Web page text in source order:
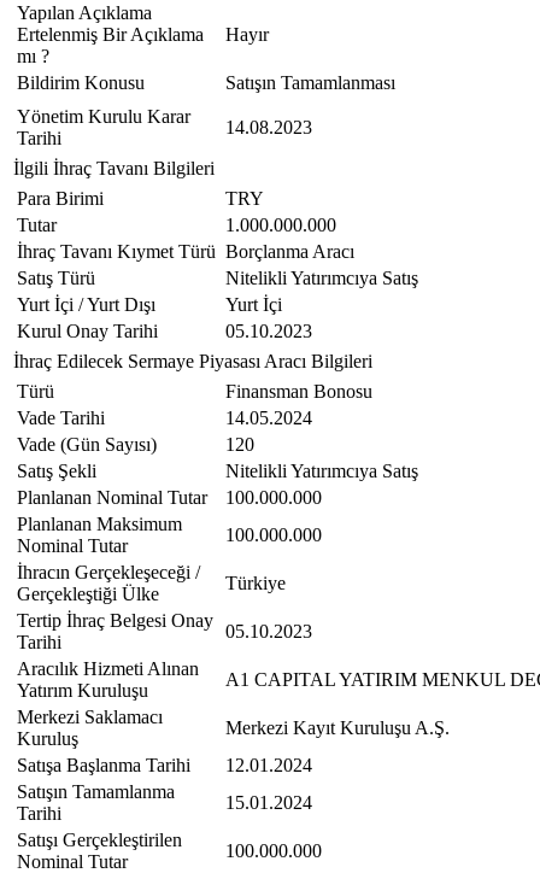
Yapılan Açıklama
Ertelenmiş Bir Açıklama
mı ?
Hayır
Bildirim Konusu
Satışın Tamamlanması
Yönetim Kurulu Karar
Tarihi
14.08.2023
İlgili İhraç Tavanı Bilgileri
Para Birimi
TRY
Tutar
1.000.000.000
İhraç Tavanı Kıymet Türü Borçlanma Aracı
Satış Türü
Nitelikli Yatırımcıya Satış
Yurt İçi / Yurt Dışı
Yurt İçi
Kurul Onay Tarihi
05.10.2023
İhraç Edilecek Sermaye Piyasası Aracı Bilgileri
Türü
Finansman Bonosu
Vade Tarihi
14.05.2024
Vade (Gün Sayısı)
120
Satış Şekli
Nitelikli Yatırımcıya Satış
Planlanan Nominal Tutar
100.000.000
Planlanan Maksimum
Nominal Tutar
100.000.000
İhracın Gerçekleşeceği /
Gerçekleştiği Ülke
Türkiye
Tertip İhraç Belgesi Onay
Tarihi
05.10.2023
Aracılık Hizmeti Alınan
Yatırım Kuruluşu
A1 CAPITAL YATIRIM MENKUL
Merkezi Saklamacı
Kuruluş
Merkezi Kayıt Kuruluşu A.Ş.
Satışa Başlanma Tarihi
12.01.2024
Satışın Tamamlanma
Tarihi
15.01.2024
Satışı Gerçekleştirilen
Nominal Tutar
100.000.000